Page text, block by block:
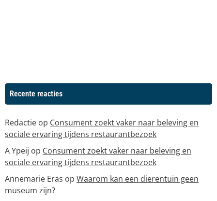
Recente reacties
Redactie op Consument zoekt vaker naar beleving en
sociale ervaring tijdens restaurantbezoek
A Ypeij op Consument zoekt vaker naar beleving en
sociale ervaring tijdens restaurantbezoek
Annemarie Eras op Waarom kan een dierentuin geen
museum zijn?